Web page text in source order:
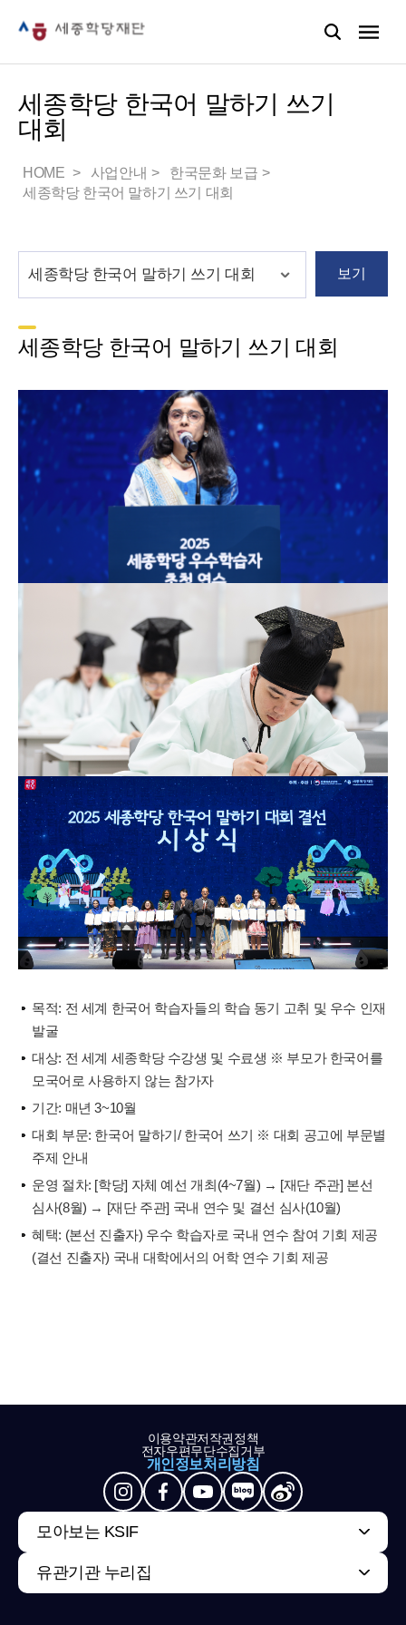
세종학당 한국어 말하기 쓰기
대회
HOME 사업안내
한국문화 보급
세종학당 한국어 말하기 쓰기 대회
보기
세종학당 한국어 말하기 쓰기 대회
목적: 전 세계 한국어 학습자들의 학습 동기 고취 및 우수 인재
발굴
대상: 전 세계 세종학당 수강생 및 수료생 ※ 부모가 한국어를
모국어로 사용하지 않는 참가자
기간: 매년 3~10월
대회 부문: 한국어 말하기/ 한국어 쓰기 ※ 대회 공고에 부문별
주제 안내
운영 절차: [학당] 자체 예선 개최(4~7월) → [재단 주관] 본선
심사(8월) → [재단 주관] 국내 연수 및 결선 심사(10월)
혜택: (본선 진출자) 우수 학습자로 국내 연수 참여 기회 제공
(결선 진출자) 국내 대학에서의 어학 연수 기회 제공
이용약관저작권정책
전자우편무단수집거부
개인정보처리방침
모아보는 KSIF
유관기관 누리집